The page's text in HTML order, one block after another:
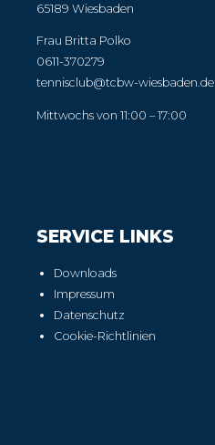
65189 Wiesbaden
Frau Britta Polko
0611-370279
tennisclub@tcbw-wiesbaden.de
Mittwochs von 11:00 – 17:00
SERVICE LINKS
Downloads
Impressum
Datenschutz
Cookie-Richtlinien